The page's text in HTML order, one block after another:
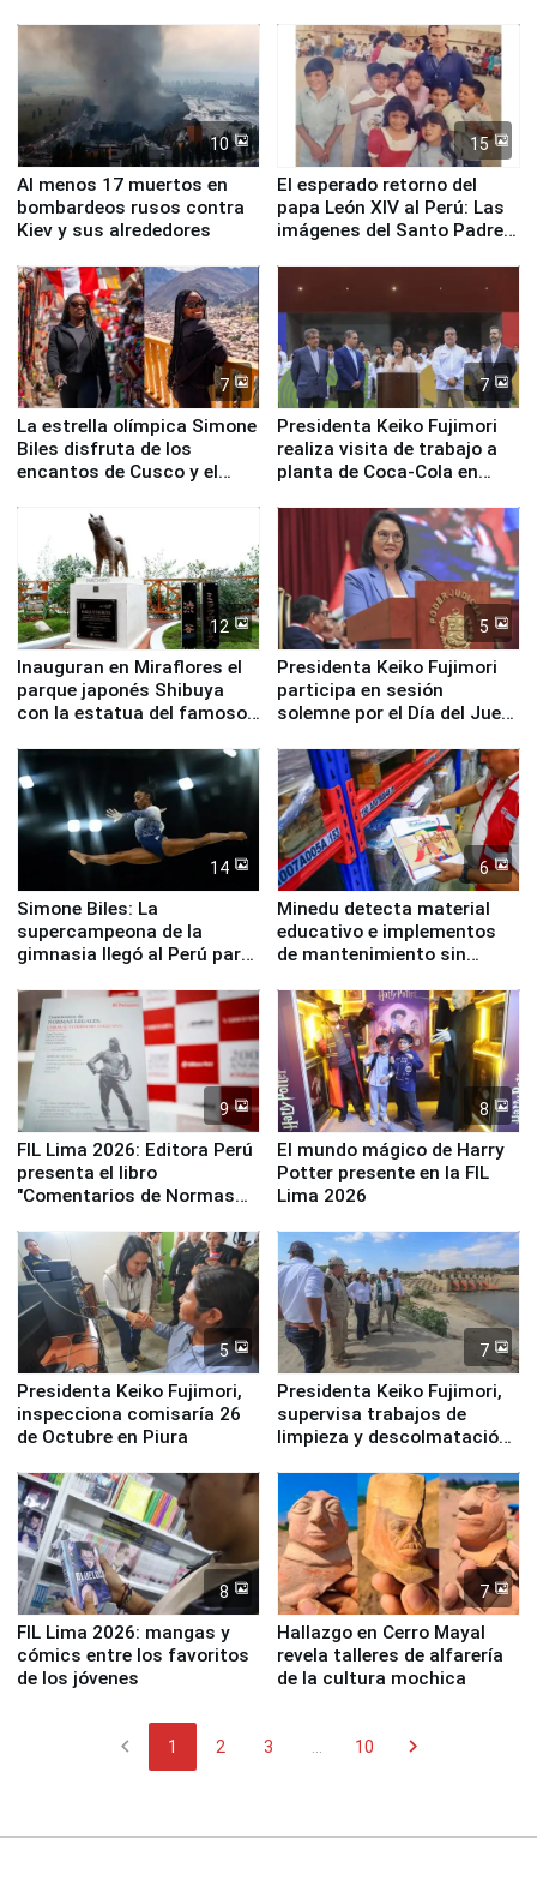
Fenómeno El Niño
de Chile
10
Al menos 17 muertos en
bombardeos rusos contra
Kiev y sus alrededores
15
El esperado retorno del
papa León XIV al Perú: Las
imágenes del Santo Padre
7
La estrella olímpica Simone
Biles disfruta de los
encantos de Cusco y el
7
Presidenta Keiko Fujimori
realiza visita de trabajo a
planta de Coca-Cola en
12
Inauguran en Miraflores el
parque japonés Shibuya
con la estatua del famoso
5
Presidenta Keiko Fujimori
participa en sesión
solemne por el Día del Juez
14
Simone Biles: La
supercampeona de la
gimnasia llegó al Perú para
Panamericanos Lima 2027
6
Minedu detecta material
educativo e implementos
de mantenimiento sin
la UGEL 2
9
FIL Lima 2026: Editora Perú
presenta el libro
"Comentarios de Normas
Derecho Colectivo"
8
El mundo mágico de Harry
Potter presente en la FIL
Lima 2026
5
Presidenta Keiko Fujimori,
inspecciona comisaría 26
de Octubre en Piura
7
Presidenta Keiko Fujimori,
supervisa trabajos de
limpieza y descolmatación
8
FIL Lima 2026: mangas y
cómics entre los favoritos
de los jóvenes
7
Hallazgo en Cerro Mayal
revela talleres de alfarería
de la cultura mochica
chevron_left 1 2 3 10 chevron_right